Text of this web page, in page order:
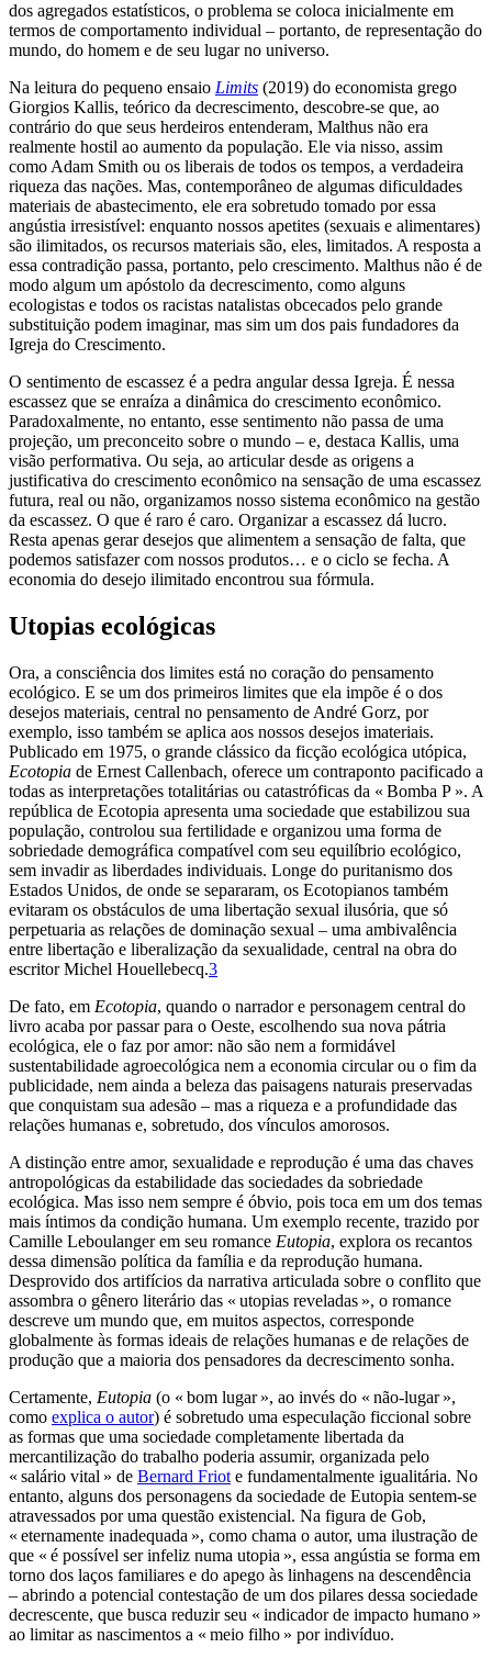
dos agregados estatísticos, o problema se coloca inicialmente em
termos de comportamento individual – portanto, de representação do
mundo, do homem e de seu lugar no universo.
Na leitura do pequeno ensaio Limits (2019) do economista grego
Giorgios Kallis, teórico da decrescimento, descobre-se que, ao
contrário do que seus herdeiros entenderam, Malthus não era
realmente hostil ao aumento da população. Ele via nisso, assim
como Adam Smith ou os liberais de todos os tempos, a verdadeira
riqueza das nações. Mas, contemporâneo de algumas dificuldades
materiais de abastecimento, ele era sobretudo tomado por essa
angústia irresistível: enquanto nossos apetites (sexuais e alimentares)
são ilimitados, os recursos materiais são, eles, limitados. A resposta a
essa contradição passa, portanto, pelo crescimento. Malthus não é de
modo algum um apóstolo da decrescimento, como alguns
ecologistas e todos os racistas natalistas obcecados pelo grande
substituição podem imaginar, mas sim um dos pais fundadores da
Igreja do Crescimento.
O sentimento de escassez é a pedra angular dessa Igreja. É nessa
escassez que se enraíza a dinâmica do crescimento econômico.
Paradoxalmente, no entanto, esse sentimento não passa de uma
projeção, um preconceito sobre o mundo – e, destaca Kallis, uma
visão performativa. Ou seja, ao articular desde as origens a
justificativa do crescimento econômico na sensação de uma escassez
futura, real ou não, organizamos nosso sistema econômico na gestão
da escassez. O que é raro é caro. Organizar a escassez dá lucro.
Resta apenas gerar desejos que alimentem a sensação de falta, que
podemos satisfazer com nossos produtos… e o ciclo se fecha. A
economia do desejo ilimitado encontrou sua fórmula.
Utopias ecológicas
Ora, a consciência dos limites está no coração do pensamento
ecológico. E se um dos primeiros limites que ela impõe é o dos
desejos materiais, central no pensamento de André Gorz, por
exemplo, isso também se aplica aos nossos desejos imateriais.
Publicado em 1975, o grande clássico da ficção ecológica utópica,
Ecotopia de Ernest Callenbach, oferece um contraponto pacificado a
todas as interpretações totalitárias ou catastróficas da « Bomba P ». A
república de Ecotopia apresenta uma sociedade que estabilizou sua
população, controlou sua fertilidade e organizou uma forma de
sobriedade demográfica compatível com seu equilíbrio ecológico,
sem invadir as liberdades individuais. Longe do puritanismo dos
Estados Unidos, de onde se separaram, os Ecotopianos também
evitaram os obstáculos de uma libertação sexual ilusória, que só
perpetuaria as relações de dominação sexual – uma ambivalência
entre libertação e liberalização da sexualidade, central na obra do
escritor Michel Houellebecq.3
De fato, em Ecotopia, quando o narrador e personagem central do
livro acaba por passar para o Oeste, escolhendo sua nova pátria
ecológica, ele o faz por amor: não são nem a formidável
sustentabilidade agroecológica nem a economia circular ou o fim da
publicidade, nem ainda a beleza das paisagens naturais preservadas
que conquistam sua adesão – mas a riqueza e a profundidade das
relações humanas e, sobretudo, dos vínculos amorosos.
A distinção entre amor, sexualidade e reprodução é uma das chaves
antropológicas da estabilidade das sociedades da sobriedade
ecológica. Mas isso nem sempre é óbvio, pois toca em um dos temas
mais íntimos da condição humana. Um exemplo recente, trazido por
Camille Leboulanger em seu romance Eutopia, explora os recantos
dessa dimensão política da família e da reprodução humana.
Desprovido dos artifícios da narrativa articulada sobre o conflito que
assombra o gênero literário das « utopias reveladas », o romance
descreve um mundo que, em muitos aspectos, corresponde
globalmente às formas ideais de relações humanas e de relações de
produção que a maioria dos pensadores da decrescimento sonha.
Certamente, Eutopia (o « bom lugar », ao invés do « não-lugar »,
como explica o autor) é sobretudo uma especulação ficcional sobre
as formas que uma sociedade completamente libertada da
mercantilização do trabalho poderia assumir, organizada pelo
« salário vital » de Bernard Friot e fundamentalmente igualitária. No
entanto, alguns dos personagens da sociedade de Eutopia sentem-se
atravessados por uma questão existencial. Na figura de Gob,
« eternamente inadequada », como chama o autor, uma ilustração de
que « é possível ser infeliz numa utopia », essa angústia se forma em
torno dos laços familiares e do apego às linhagens na descendência
– abrindo a potencial contestação de um dos pilares dessa sociedade
decrescente, que busca reduzir seu « indicador de impacto humano »
ao limitar as nascimentos a « meio filho » por indivíduo.